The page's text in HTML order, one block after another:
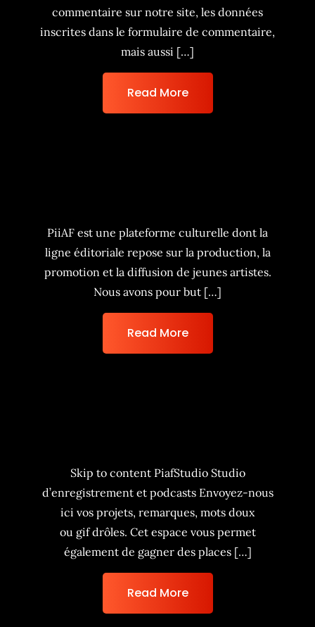
commentaire sur notre site, les données
inscrites dans le formulaire de commentaire,
mais aussi […]
Read More
PiiAF est une plateforme culturelle dont la
ligne éditoriale repose sur la production, la
promotion et la diffusion de jeunes artistes.
Nous avons pour but […]
Read More
Skip to content PiafStudio Studio
d’enregistrement et podcasts Envoyez-nous
ici vos projets, remarques, mots doux
ou gif drôles. Cet espace vous permet
également de gagner des places […]
Read More